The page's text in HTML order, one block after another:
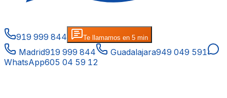
919 999 844 Te llamamos en 5 min
Madrid919 999 844 Guadalajara949 049 591
WhatsApp605 04 59 12